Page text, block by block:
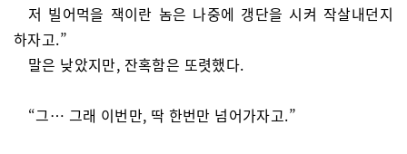
저 빌어먹을 잭이란 놈은 나중에 갱단을 시켜 작살내던지
하자고.”
말은 낮았지만, 잔혹함은 또렷했다.
“그… 그래 이번만, 딱 한번만 넘어가자고.”